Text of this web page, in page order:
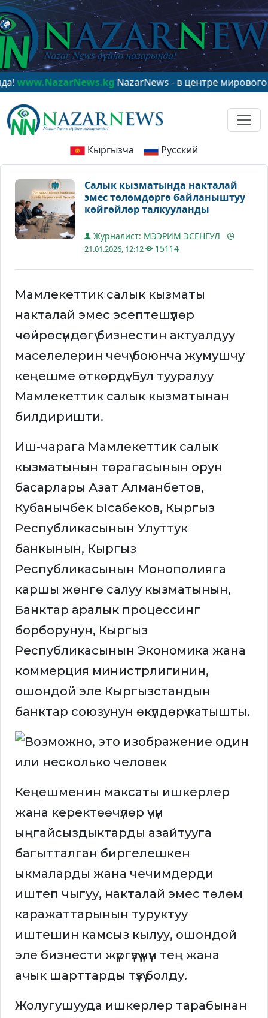
NazarNews - в центре мирового
Кыргызча Русский
Салык кызматында накталай
эмес төлөмдөргө байланыштуу
көйгөйлөр талкууланды
Журналист: МЭЭРИМ ЭСЕНГУЛ
21.01.2026, 12:12 15114
Мамлекеттик салык кызматы
накталай эмес эсептешүүлөр
чөйрөсүндөгү бизнестин актуалдуу
маселелерин чечүү боюнча жумушчу
кеңешме өткөрдү. Бул тууралуу
Мамлекеттик салык кызматынан
билдиришти.
Иш-чарага Мамлекеттик салык
кызматынын төрагасынын орун
басарлары Азат Алманбетов,
Кубанычбек Ысабеков, Кыргыз
Республикасынын Улуттук
банкынын, Кыргыз
Республикасынын Монополияга
каршы жөнгө салуу кызматынын,
Банктар аралык процессинг
борборунун, Кыргыз
Республикасынын Экономика жана
коммерция министрлигинин,
ошондой эле Кыргызстандын
банктар союзунун өкүлдөрү катышты.
Кеңешменин максаты ишкерлер
жана керектөөчүлөр үчүн
ыңгайсыздыктарды азайтууга
багытталган биргелешкен
ыкмаларды жана чечимдерди
иштеп чыгуу, накталай эмес төлөм
каражаттарынын туруктуу
иштешин камсыз кылуу, ошондой
эле бизнести жүргүзүү үчүн тең жана
ачык шарттарды түзүү болду.
Жолугушууда ишкерлер тарабынан